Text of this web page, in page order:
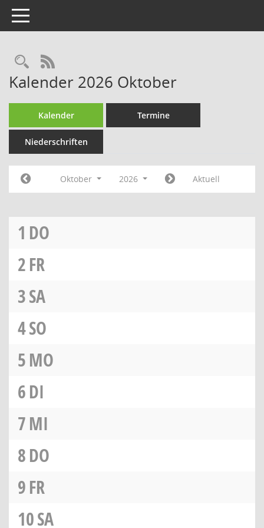
Toggle navigation
Rechercheauswahl
RSS-Feed
Kalender 2026 Oktober
Kalender Termine
Niederschriften
Oktober 2026 Aktuell
1 DO
2FR
3SA
4SO
5MO
6DI
7MI
8DO
9FR
10SA